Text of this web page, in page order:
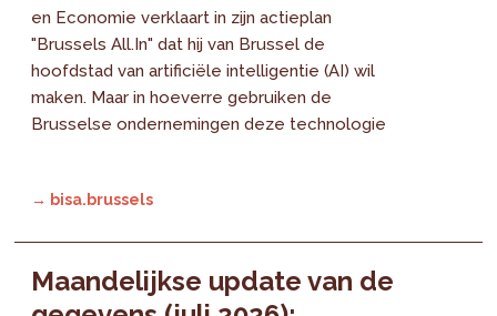
en Economie verklaart in zijn actieplan
"Brussels All.In" dat hij van Brussel de
hoofdstad van artificiële intelligentie (AI) wil
maken. Maar in hoeverre gebruiken de
Brusselse ondernemingen deze technologie
→ bisa.brussels
Maandelijkse update van de